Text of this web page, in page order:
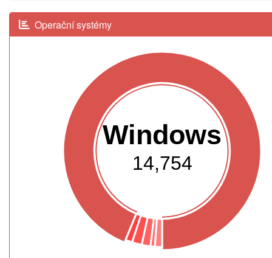
Operační systémy
Windows
14,754